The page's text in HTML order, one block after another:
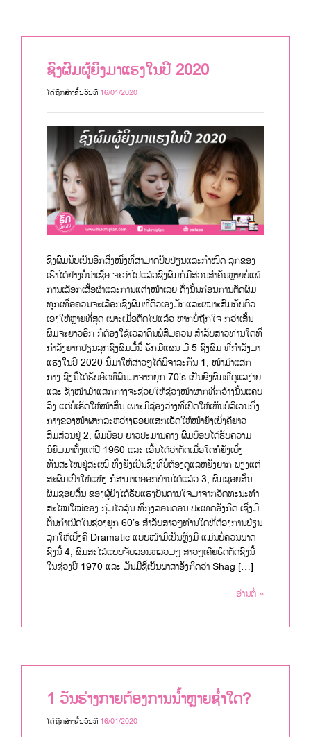
ຊົງຜົມຜູ້ຍິງມາແຮງໃນປີ 2020
ໄດ້ຖືກສ້າງຂື້ນວັນທີ 16/01/2020
ຊົງຜົມນັບເປັນອີກສິ່ງໜຶ່ງທີ່ສາມາດປັບປ່ຽນແລະກຳໜົດ ລຸກຂອງ
ເຮົາໄດ້ຢ່າງບໍ່ນ່າເຊື່ອ ຈະວ່າໄປແລ້ວຊົງຜົມກໍມີສ່ວນສຳຄັນຫຼາຍບໍ່ແພ້
ການເລືອກເສື້ອຜ້າແລະການແຕ່ງໜ້າເລຍ ດັ່ງນັ້ນກ່ອນການຕັດຜົມ
ທຸກເທື່ອຄວນຈະເລືອກຊົງຜົມທີ່ຕົວເອງມັກແລະເໝາະສົມກັບຕົວ
ເອງໃຫ້ຫຼາຍທີ່ສຸດ ເພາະເມື່ອຕັດໄປແລ້ວ ຫາກບໍ່ຖືກໃຈ ກວ່າເສັ້ນ
ຜົມຈະຍາວອີກ ກໍຕ້ອງໃຊ້ເວລາດົນພໍສົມຄວນ ສຳລັບສາວທ່ານໃດທີ່
ກຳລັງຍາກປ່ຽນລຸກຊົງຜົມມື້ນີ້ ຮັກມີແຜນ ມີ 5 ຊົງຜົມ ທີ່ກຳລັງມາ
ແຮງໃນປີ 2020 ນີ້ມາໃຫ້ສາວໆໄດ້ພິຈາລະກັນ 1, ໜ້າມ້າແສກ
ກາງ ຊົງນີ້ໄດ້ຮັບອິດທິພົນມາຈາກຍຸກ 70’s ເປັນຂົງຜົມທີ່ດູແລງ່າຍ
ແລະ ຊົງໜ້າມ້າແສກກາງຈະຊ່ວຍໃຫ້ຊ່ວງໜ້າຜາກທີ່ກວ້າງນັ້ນແຄບ
ລົງ ແຕ່ບໍ່ເຮັດໃຫ້ໜ້າສັ້ນ ເພາະມີຊ່ອງວ່າງທີ່ເປີດໃຫ້ເຫັນບໍລິເວນກຶ່ງ
ກາງຂອງໜ້າຜາກລະຫວ່າງຮອຍແສກເຮັດໃຫ້ໜ້າຍັງເບິ່ງຄືຍາວ
ສົມສ່ວນຢູ່ 2, ຜົມບ໊ອບ ຍາວປະມານຄາງ ຜົມບ໊ອບໄດ້ຮັບຄວາມ
ນິຍົມມາຕັ້ງແຕ່ປີ 1960 ແລະ ເອີ້ນໄດ້ວ່າຕັດເມື່ອໃດກໍຍັງເບິ່ງ
ທັນສະໄໝຢູ່ສະເໝີ ທັ້ງຍັງເປັນຊົງທີ່ບໍ່ຕ້ອງດູແລຫຍັງຍາກ ພຽງແຕ່
ສະຜົມເປົ່າໃຫ້ແຫ້ງ ກໍສາມາດອອກບ້ານໄດ້ແລ້ວ 3, ຜົມຊອຍສັ້ນ
ຜົມຊອຍສັ້ນ ຂອງຜູ້ຍິງໄດ້ຮັບແຮງບັນດານໃຈມາຈາກວັດທະນະທຳ
ສະໄໝໃໝ່ຂອງ ກຸ່ມໄວລຸ້ນ ທີ່ກຸງລອນດອນ ປະເທດອັງກິດ ເຊິ່ງມີ
ຕົ້ນກຳເນີດໃນຊ່ວງຍຸກ 60’s ສຳລັບສາວໆທ່ານໃດທີ່ຕ້ອງການປ່ຽນ
ລຸກໃຫ້ເບິ່ງຄື Dramatic ແບບໜ້າມືເປັນຫຼັງມື ແມ່ນບໍ່ຄວນພາດ
ຊົງນີ້ 4, ຜົມສະໄລ້ແບບຈັບລອນຫລວມໆ ສາວໆເຄີຍຮິດຕັດຊົງນີ້
ໃນຊ່ວງປີ 1970 ແລະ ມັນມີຊື່ເປັນພາສາອັງກິດວ່າ Shag […]
ອ່ານຕໍ່ »
1 ວັນຮ່າງກາຍຕ້ອງການນ້ຳຫຼາຍຊ່ຳໃດ?
ໄດ້ຖືກສ້າງຂື້ນວັນທີ 16/01/2020